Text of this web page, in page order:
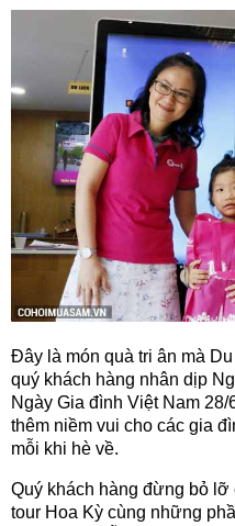
Đây là món quà tri ân mà
quý khách hàng nhân dịp
Ngày Gia đình Việt Nam
thêm niềm vui cho các gia
mỗi khi hè về.
Quý khách hàng đừng bỏ
tour Hoa Kỳ cùng những